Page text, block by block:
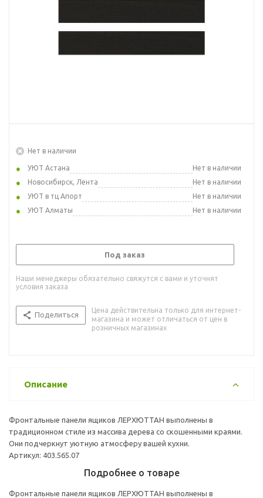
Нет в наличии
УЮТ Астана
Нет в наличии
Новосибирск, Лента
Нет в наличии
УЮТ в тц Апорт
Нет в наличии
УЮТ Алматы
Нет в наличии
Под заказ
Наши менеджеры обязательно свяжутся с вами и уточнят
условия заказа
Поделиться
Цена действительна только для интернет-
магазина и может отличаться от цен в
розничных магазинах
Описание
Фронтальные панели ящиков ЛЕРХЮТТАН выполнены в
традиционном стиле из массива дерева со скошенными краями.
Они подчеркнут уютную атмосферу вашей кухни.
Артикул: 403.565.07
Подробнее о товаре
Фронтальные панели ящиков ЛЕРХЮТТАН выполнены в